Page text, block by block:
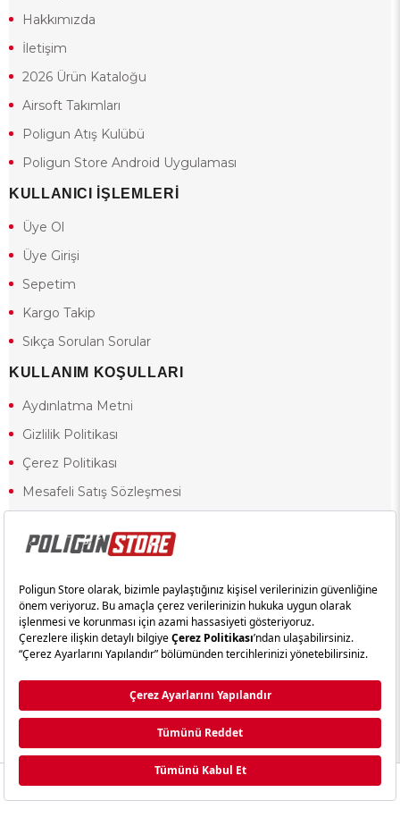
Hakkımızda
İletişim
2026 Ürün Kataloğu
Airsoft Takımları
Poligun Atış Kulübü
Poligun Store Android Uygulaması
KULLANICI İŞLEMLERİ
Üye Ol
Üye Girişi
Sepetim
Kargo Takip
Sıkça Sorulan Sorular
KULLANIM KOŞULLARI
Aydınlatma Metni
Gizlilik Politikası
Çerez Politikası
Mesafeli Satış Sözleşmesi
Kullanım Koşulları
18 yaşından küçük olduğunuz halde siteye girerseniz ve mesafeli satış
sözleşmesinde yer alan hükümlere ters düşerseniz, yaşla ilgili
kısıtlamalardan dolayı oluşabilecek herhangi bir durumda doğacak yasal
sorumluluk ve yükümlülükler tamamen tarafınıza ait olacak ve cezai
yaptırıma tabi tutulabileceksiniz.
Yasa gereği 18 yaşından küçük olanların sitemizi görüntülemesi ve
sözleşmemimizi okuyabilirsiniz.
Copyright © poligunstore.com Tüm Hakları Saklıdır.
Tarafından Hazırlanmıştır.